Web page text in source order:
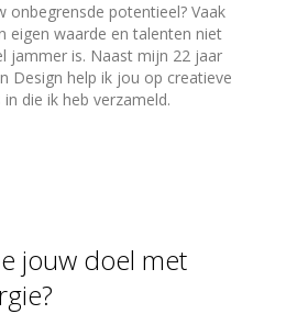
onbegrensde potentieel? Vaak
eigen waarde en talenten niet
jammer is. Naast mijn 22 jaar
Design help ik jou op creatieve
die ik heb verzameld.
jouw doel met